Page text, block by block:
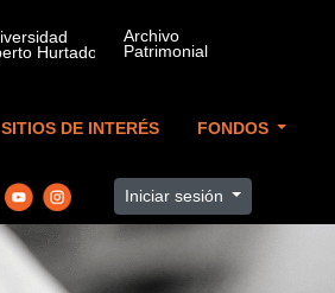
SITIOS DE INTERÉS FONDOS
Iniciar sesión